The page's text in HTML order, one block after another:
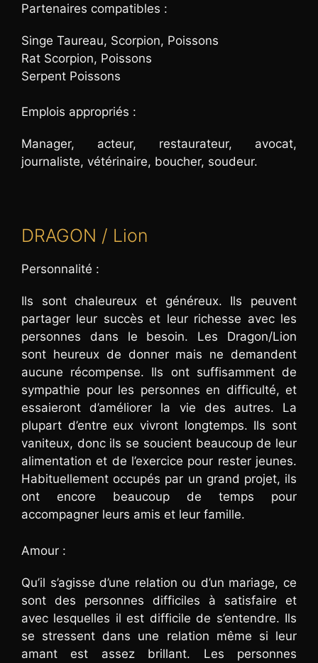
Partenaires compatibles :
Singe Taureau, Scorpion, Poissons
Rat Scorpion, Poissons
Serpent Poissons
Emplois appropriés :
Manager, acteur, restaurateur, avocat,
journaliste, vétérinaire, boucher, soudeur.
DRAGON / Lion
Personnalité :
Ils sont chaleureux et généreux. Ils peuvent
partager leur succès et leur richesse avec les
personnes dans le besoin. Les Dragon/Lion
sont heureux de donner mais ne demandent
aucune récompense. Ils ont suffisamment de
sympathie pour les personnes en difficulté, et
essaieront d’améliorer la vie des autres. La
plupart d’entre eux vivront longtemps. Ils sont
vaniteux, donc ils se soucient beaucoup de leur
alimentation et de l’exercice pour rester jeunes.
Habituellement occupés par un grand projet, ils
ont encore beaucoup de temps pour
accompagner leurs amis et leur famille.
Amour :
Qu’il s’agisse d’une relation ou d’un mariage, ce
sont des personnes difficiles à satisfaire et
avec lesquelles il est difficile de s’entendre. Ils
se stressent dans une relation même si leur
amant est assez brillant. Les personnes